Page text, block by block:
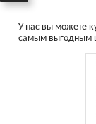
У нас вы можете
самым выгодным